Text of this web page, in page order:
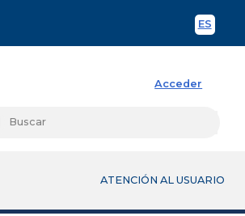
ES
Acceder
Buscar
ATENCIÓN AL USUARIO